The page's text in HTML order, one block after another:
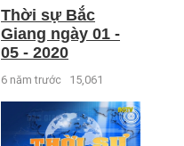
Thời sự Bắc
Giang ngày 01 -
05 - 2020
6 năm trước 15,061